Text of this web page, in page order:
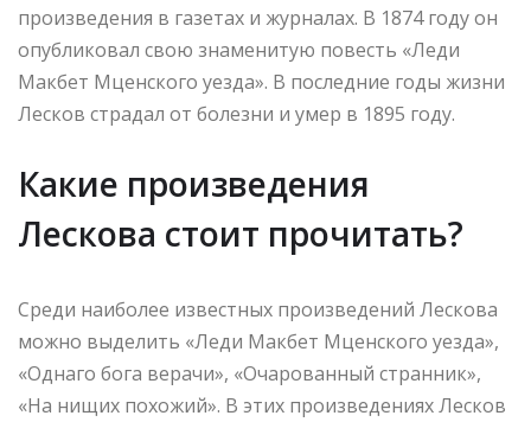
произведения в газетах и журналах. В 1874 году он
опубликовал свою знаменитую повесть «Леди
Макбет Мценского уезда». В последние годы жизни
Лесков страдал от болезни и умер в 1895 году.
Какие произведения
Лескова стоит прочитать?
Среди наиболее известных произведений Лескова
можно выделить «Леди Макбет Мценского уезда»,
«Однаго бога верачи», «Очарованный странник»,
«На нищих похожий». В этих произведениях Лесков